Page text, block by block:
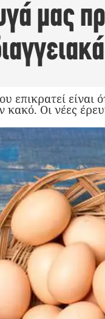
μας
επικρατεί είναι
κακό. Οι νέες